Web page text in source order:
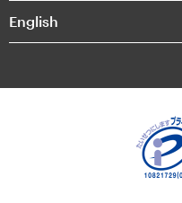
個人情報保護方針
English